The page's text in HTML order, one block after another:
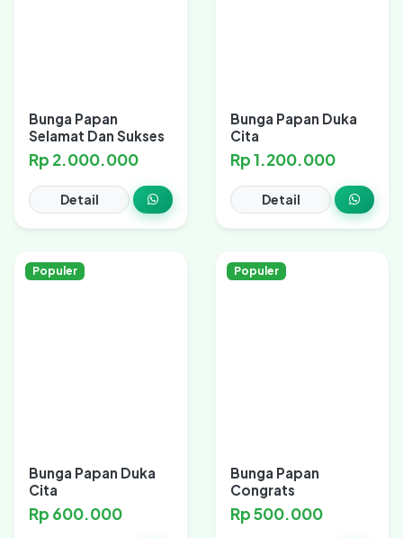
Bunga Papan
Selamat Dan Sukses
Rp 2.000.000
Detail
Bunga Papan Duka
Cita
Rp 1.200.000
Detail
Populer
Bunga Papan Duka
Cita
Rp 600.000
Populer
Bunga Papan
Congrats
Rp 500.000